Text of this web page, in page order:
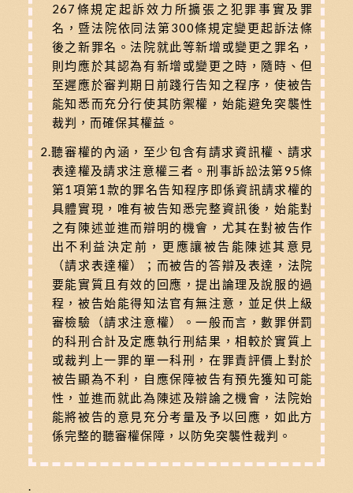
267條規定起訴效力所擴張之犯罪事實及罪
名，暨法院依同法第300條規定變更起訴法條
後之新罪名。法院就此等新增或變更之罪名，
則均應於其認為有新增或變更之時，隨時、但
至遲應於審判期日前踐行告知之程序，使被告
能知悉而充分行使其防禦權，始能避免突襲性
裁判，而確保其權益。
2.聽審權的內涵，至少包含有請求資訊權、請求
表達權及請求注意權三者。刑事訴訟法第95條
第1項第1款的罪名告知程序即係資訊請求權的
具體實現，唯有被告知悉完整資訊後，始能對
之有陳述並進而辯明的機會，尤其在對被告作
出不利益決定前，更應讓被告能陳述其意見
（請求表達權）；而被告的答辯及表達，法院
要能實質且有效的回應，提出論理及說服的過
程，被告始能得知法官有無注意，並足供上級
審檢驗（請求注意權）。一般而言，數罪併罰
的科刑合計及定應執行刑結果，相較於實質上
或裁判上一罪的單一科刑，在罪責評價上對於
被告顯為不利，自應保障被告有預先獲知可能
性，並進而就此為陳述及辯論之機會，法院始
能將被告的意見充分考量及予以回應，如此方
係完整的聽審權保障，以防免突襲性裁判。
.